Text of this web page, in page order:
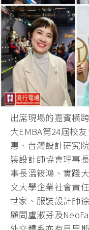
出席現場的嘉賓橫
大EMBA第24屆校
惠、台灣設計研究
裝設計師協會理事
事長溫筱鴻、實踐
文大學企業社會責
世家、服裝設計師
顧問盧淑芬及